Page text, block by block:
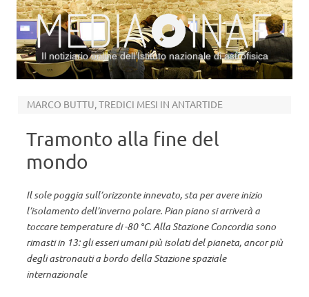
Il notiziario online dell’Istituto nazionale di astrofisica
MARCO BUTTU, TREDICI MESI IN ANTARTIDE
Tramonto alla fine del
mondo
Il sole poggia sull’orizzonte innevato, sta per avere inizio
l’isolamento dell’inverno polare. Pian piano si arriverà a
toccare temperature di -80 °C. Alla Stazione Concordia sono
rimasti in 13: gli esseri umani più isolati del pianeta, ancor più
degli astronauti a bordo della Stazione spaziale
internazionale